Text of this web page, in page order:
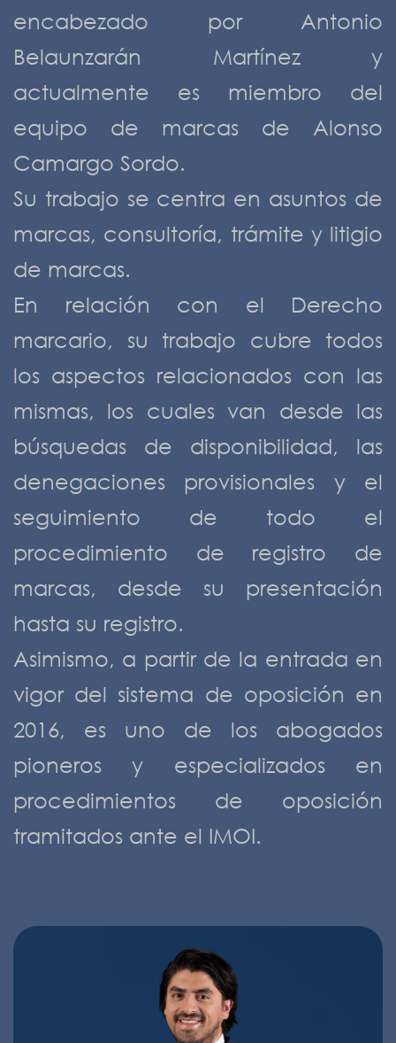
encabezado por Antonio
Belaunzarán Martínez y
actualmente es miembro del
equipo de marcas de Alonso
Camargo Sordo.
Su trabajo se centra en asuntos de
marcas, consultoría, trámite y litigio
de marcas.
En relación con el Derecho
marcario, su trabajo cubre todos
los aspectos relacionados con las
mismas, los cuales van desde las
búsquedas de disponibilidad, las
denegaciones provisionales y el
seguimiento de todo el
procedimiento de registro de
marcas, desde su presentación
hasta su registro.
Asimismo, a partir de la entrada en
vigor del sistema de oposición en
2016, es uno de los abogados
pioneros y especializados en
procedimientos de oposición
tramitados ante el IMOI.